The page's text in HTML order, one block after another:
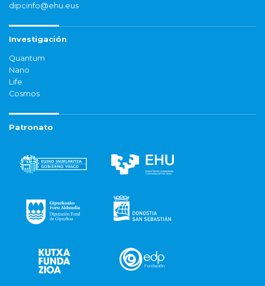
dipcinfo@ehu.eus
Investigación
Quantum
Nano
Life
Cosmos
Patronato